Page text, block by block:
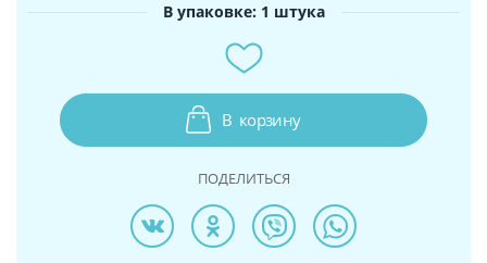
В упаковке: 1 штука
В корзину
ПОДЕЛИТЬСЯ